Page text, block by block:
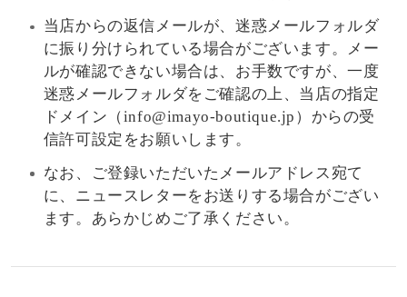
当店からの返信メールが、迷惑メールフォルダ
に振り分けられている場合がございます。メー
ルが確認できない場合は、お手数ですが、一度
迷惑メールフォルダをご確認の上、当店の指定
ドメイン（info@imayo-boutique.jp）からの受
信許可設定をお願いします。
なお、ご登録いただいたメールアドレス宛て
に、ニュースレターをお送りする場合がござい
ます。あらかじめご了承ください。